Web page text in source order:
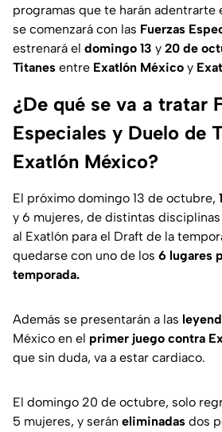
programas que te harán adentrarte
se comenzará con las Fuerzas
estrenará el domingo 13 y 20 de
Titanes entre Exatlón México y
¿De qué se va a tratar
Especiales y Duelo de
Exatlón México?
El próximo domingo 13 de octubre,
y 6 mujeres, de distintas
al Exatlón para el Draft de la
quedarse con uno de los 6 lugares
temporada.
Además se presentarán a las
México en el primer juego contra
que sin duda, va a estar cardiaco.
El domingo 20 de octubre, solo
5 mujeres, y serán eliminadas dos